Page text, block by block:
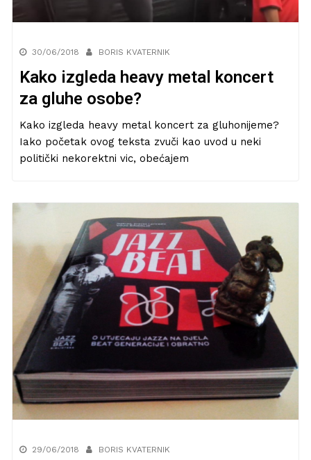
30/06/2018 BORIS KVATERNIK
Kako izgleda heavy metal koncert
za gluhe osobe?
Kako izgleda heavy metal koncert za gluhonijeme?
Iako početak ovog teksta zvuči kao uvod u neki
politički nekorektni vic, obećajem
29/06/2018 BORIS KVATERNIK